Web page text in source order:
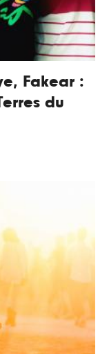
Fakear :
du